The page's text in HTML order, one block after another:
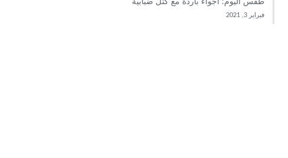
طقس اليوم: اجواء باردة مع كثل ضبابية
فبراير 3, 2021